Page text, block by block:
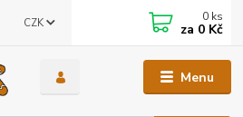
Menu
CZK 0 ks
za 0 Kč